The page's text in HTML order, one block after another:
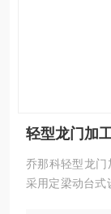
轻型龙门加
乔那科轻型龙门
采用定梁动台式